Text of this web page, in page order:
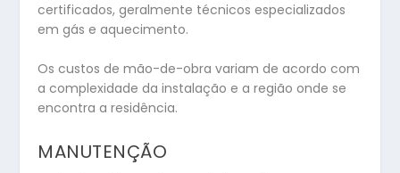
certificados, geralmente técnicos especializados
em gás e aquecimento.
Os custos de mão-de-obra variam de acordo com
a complexidade da instalação e a região onde se
encontra a residência.
MANUTENÇÃO